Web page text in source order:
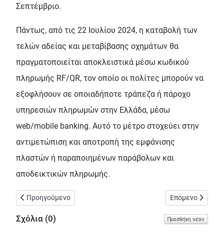
Σεπτέμβριο.
Πάντως, από τις 22 Ιουλίου 2024, η καταβολή των
τελών αδείας και μεταβίβασης οχημάτων θα
πραγματοποιείται αποκλειστικά μέσω κωδικού
πληρωμής RF/QR, τον οποίο οι πολίτες μπορούν να
εξοφλήσουν σε οποιαδήποτε τράπεζα ή πάροχο
υπηρεσιών πληρωμών στην Ελλάδα, μέσω
web/mobile banking. Αυτό το μέτρο στοχεύει στην
αντιμετώπιση και αποτροπή της εμφάνισης
πλαστών ή παραποιημένων παράβολων και
αποδεικτικών πληρωμής.
Προηγούμενο άρθρο: Λαϊκή Συσπείρωση Αττικής / σχετικά με
Προηγούμενο Επόμενο άρθρο:
Επόμενο
Σχόλια (0) Προσθήκη νέου